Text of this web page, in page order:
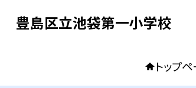
豊島区立池袋第一小学校
トップ